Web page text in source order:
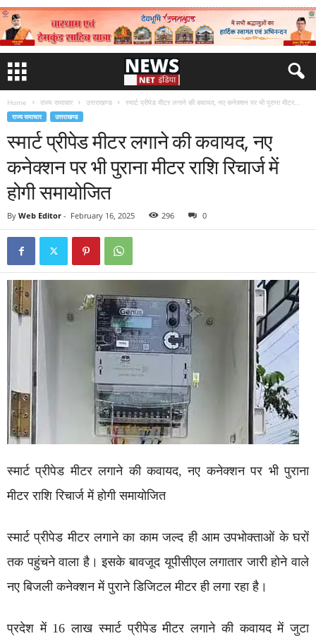
Home राज्य समाचार उत्तराखण्ड स्मार्ट प्रीपेड मीटर लगाने की कवायद, नए कनेक्शन पर भी पुराना मीटर...
राज्य समाचार उत्तराखण्ड
स्मार्ट प्रीपेड मीटर लगाने की कवायद, नए
कनेक्शन पर भी पुराना मीटर राशि रिचार्ज में
होगी समायोजित
By Web Editor - February 16, 2025 296 0
स्मार्ट प्रीपेड मीटर लगाने की कवायद, नए कनेक्शन पर भी पुराना
मीटर राशि रिचार्ज में होगी समायोजित
स्मार्ट प्रीपेड मीटर लगाने का काम जल्द ही आम उपभोक्ताओं के घरों
तक पहुंचने वाला है। इसके बावजूद यूपीसीएल लगातार जारी होने वाले
नए बिजली कनेक्शन में पुराने डिजिटल मीटर ही लगा रहा है।
प्रदेश में 16 लाख स्मार्ट प्रीपेड मीटर लगाने की कवायद में जुटा